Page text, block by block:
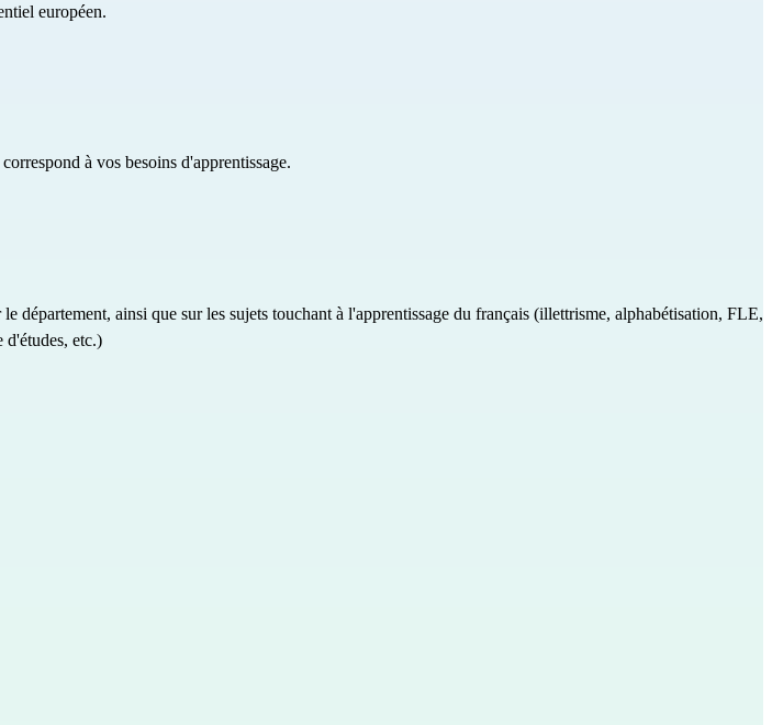
européen.
à vos besoins d'apprentissage.
ainsi que sur les sujets touchant à l'apprentissage du français (illettrisme, alphabétisation, FLE,
d'études, etc.)